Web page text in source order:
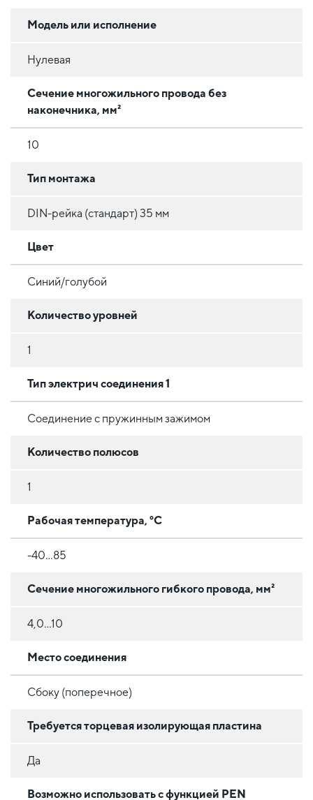
Модель или исполнение
Нулевая
Сечение многожильного провода без
наконечника, мм²
10
Тип монтажа
DIN-рейка (стандарт) 35 мм
Цвет
Синий/голубой
Количество уровней
1
Тип электрич соединения 1
Соединение с пружинным зажимом
Количество полюсов
1
Рабочая температура, °C
-40...85
Сечение многожильного гибкого провода, мм²
4,0...10
Место соединения
Сбоку (поперечное)
Требуется торцевая изолирующая пластина
Да
Возможно использовать с функцией PEN